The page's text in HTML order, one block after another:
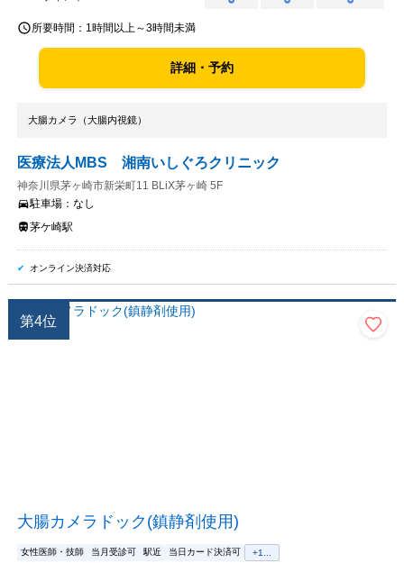
所要時間： 1時間以上～3時間未満
詳細・予約
大腸カメラ（大腸内視鏡）
医療法人MBS 湘南いしぐろクリニック
神奈川県茅ヶ崎市新栄町11 BLiX茅ヶ崎 5F
駐車場： なし
茅ケ崎駅
オンライン決済対応
第4位
大腸カメラドック(鎮静剤使用)
女性医師・技師 当月受診可 駅近 当日カード決済可 +1...